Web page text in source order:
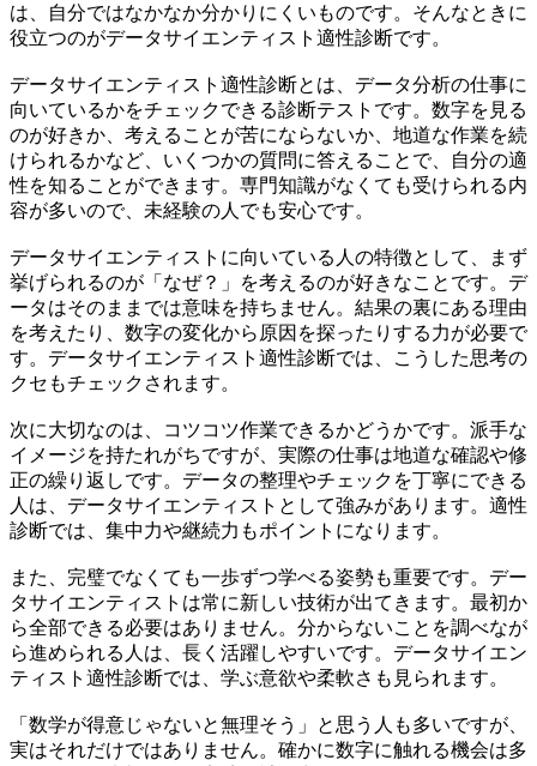
は、自分ではなかなか分かりにくいものです。そんなときに
役立つのがデータサイエンティスト適性診断です。
データサイエンティスト適性診断とは、データ分析の仕事に
向いているかをチェックできる診断テストです。数字を見る
のが好きか、考えることが苦にならないか、地道な作業を続
けられるかなど、いくつかの質問に答えることで、自分の適
性を知ることができます。専門知識がなくても受けられる内
容が多いので、未経験の人でも安心です。
データサイエンティストに向いている人の特徴として、まず
挙げられるのが「なぜ？」を考えるのが好きなことです。デ
ータはそのままでは意味を持ちません。結果の裏にある理由
を考えたり、数字の変化から原因を探ったりする力が必要で
す。データサイエンティスト適性診断では、こうした思考の
クセもチェックされます。
次に大切なのは、コツコツ作業できるかどうかです。派手な
イメージを持たれがちですが、実際の仕事は地道な確認や修
正の繰り返しです。データの整理やチェックを丁寧にできる
人は、データサイエンティストとして強みがあります。適性
診断では、集中力や継続力もポイントになります。
また、完璧でなくても一歩ずつ学べる姿勢も重要です。デー
タサイエンティストは常に新しい技術が出てきます。最初か
ら全部できる必要はありません。分からないことを調べなが
ら進められる人は、長く活躍しやすいです。データサイエン
ティスト適性診断では、学ぶ意欲や柔軟さも見られます。
「数学が得意じゃないと無理そう」と思う人も多いですが、
実はそれだけではありません。確かに数字に触れる機会は多